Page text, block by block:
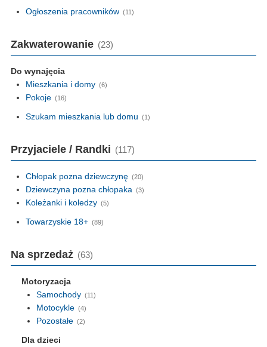
Ogłoszenia pracowników (11)
Zakwaterowanie (23)
Do wynajęcia
Mieszkania i domy (6)
Pokoje (16)
Szukam mieszkania lub domu (1)
Przyjaciele / Randki (117)
Chłopak pozna dziewczynę (20)
Dziewczyna pozna chłopaka (3)
Koleżanki i koledzy (5)
Towarzyskie 18+ (89)
Na sprzedaż (63)
Motoryzacja
Samochody (11)
Motocykle (4)
Pozostałe (2)
Dla dzieci